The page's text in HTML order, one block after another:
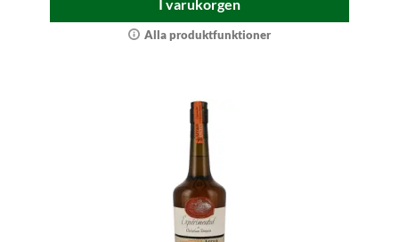
I varukorgen
Alla produktfunktioner